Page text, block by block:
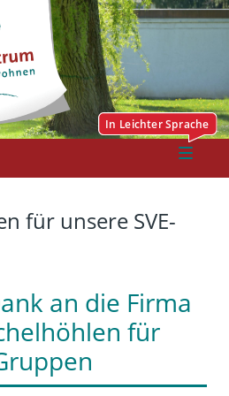
für unsere SVE-
an die Firma
für